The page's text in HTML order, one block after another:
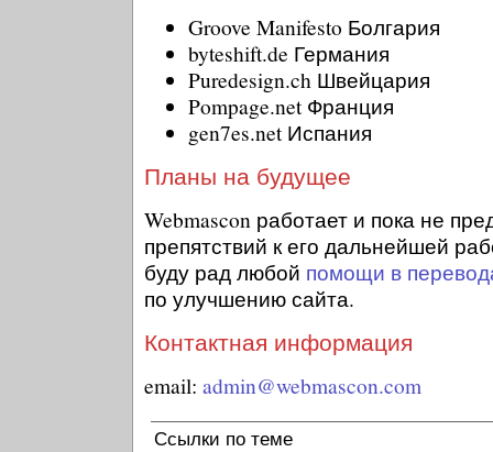
Groove Manifesto Болгария
byteshift.de Германия
Puredesign.ch Швейцария
Pompage.net Франция
gen7es.net Испания
Планы на будущее
Webmascon работает и пока не
препятствий к его дальнейшей
буду рад любой помощи в
по улучшению сайта.
Контактная информация
email: admin@webmascon.com
Ссылки по теме